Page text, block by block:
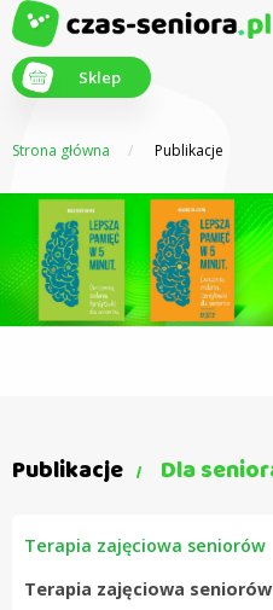
Sklep
Z myślą o
Strona główna Publikacje
Publikacje Dla
Terapia zajęciowa seniorów
Terapia zajęciowa seniorów